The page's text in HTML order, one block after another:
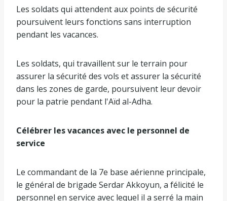
Les soldats qui attendent aux points de sécurité
poursuivent leurs fonctions sans interruption
pendant les vacances.
Les soldats, qui travaillent sur le terrain pour
assurer la sécurité des vols et assurer la sécurité
dans les zones de garde, poursuivent leur devoir
pour la patrie pendant l'Aïd al-Adha.
Célébrer les vacances avec le personnel de
service
Le commandant de la 7e base aérienne principale,
le général de brigade Serdar Akkoyun, a félicité le
personnel en service avec lequel il a serré la main